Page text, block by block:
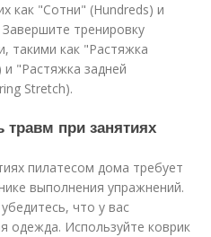
как "Сотни" (Hundreds) и
тренировку
такими как "Растяжка
и "Растяжка задней
Stretch).
травм при занятиях
пилатесом дома требует
выполнения упражнений.
что у вас
одежда. Используйте коврик